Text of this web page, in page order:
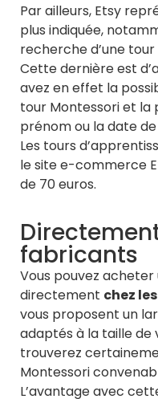
Par ailleurs, Etsy
plus indiquée,
recherche d’une
Cette dernière est
avez en effet la
tour Montessori et la
prénom ou la date
Les tours
le site e-commerce
de 70 euros.
fabricants
Vous pouvez
directement chez
vous proposent un
adaptés à la taille de
trouverez
Montessori
L’avantage avec